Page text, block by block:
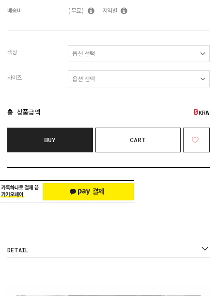
배송비 (무료) 지역별
색상
사이즈
총 상품금액 0KRW
BUY CART
DETAIL